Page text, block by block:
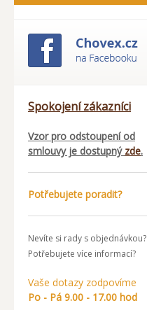
Spokojení zákazníci
Vzor pro odstoupení od
smlouvy je dostupný zde.
Potřebujete poradit?
Nevíte si rady s objednávkou?
Potřebujete více informací?
Vaše dotazy zodpovíme
Po - Pá 9.00 - 17.00 hod